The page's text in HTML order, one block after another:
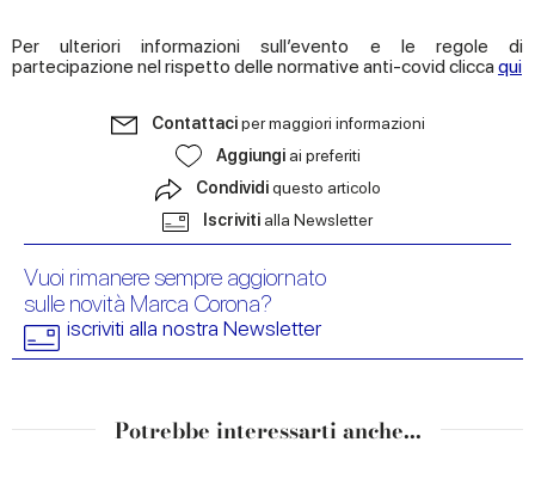
Per ulteriori informazioni sull’evento e le regole di
partecipazione nel rispetto delle normative anti-covid clicca qui
Contattaciper maggiori informazioni
Aggiungi ai preferiti
Condividiquesto articolo
Iscriviti alla Newsletter
Vuoi rimanere sempre aggiornato
sulle novità Marca Corona?
iscriviti alla nostra Newsletter
Potrebbe interessarti anche...